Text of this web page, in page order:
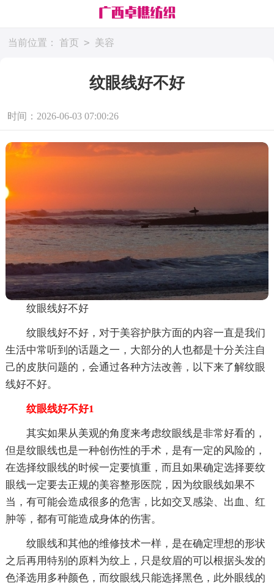
当前位置： 首页 > 美容
纹眼线好不好
时间：2026-06-03 07:00:26
纹眼线好不好
纹眼线好不好，对于美容护肤方面的内容一直是我们
生活中常听到的话题之一，大部分的人也都是十分关注自
己的皮肤问题的，会通过各种方法改善，以下来了解纹眼
线好不好。
纹眼线好不好1
其实如果从美观的角度来考虑纹眼线是非常好看的，
但是纹眼线也是一种创伤性的手术，是有一定的风险的，
在选择纹眼线的时候一定要慎重，而且如果确定选择要纹
眼线一定要去正规的美容整形医院，因为纹眼线如果不
当，有可能会造成很多的危害，比如交叉感染、出血、红
肿等，都有可能造成身体的伤害。
纹眼线和其他的维修技术一样，是在确定理想的形状
之后再用特别的原料为纹上，只是纹眉的可以根据头发的
色泽选用多种颜色，而纹眼线只能选择黑色，此外眼线的